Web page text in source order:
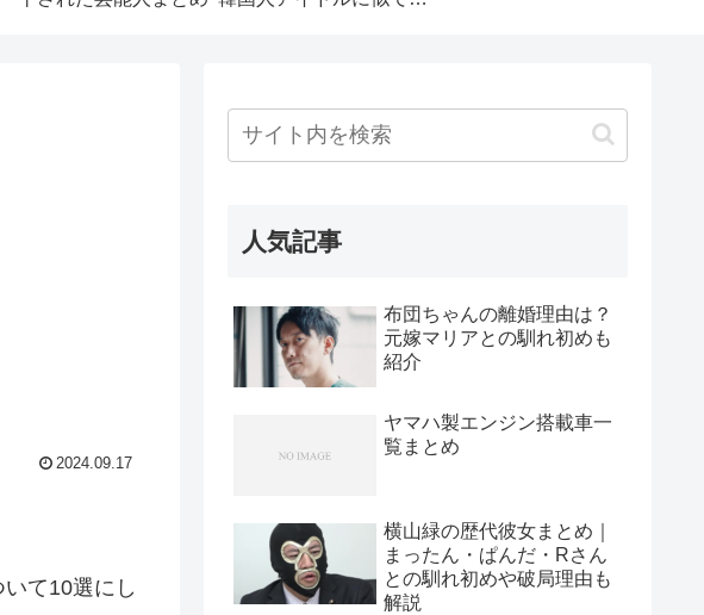
2024.09.17
て10選にし
人気記事
布団ちゃんの離婚理由は？
元嫁マリアとの馴れ初めも
紹介
ヤマハ製エンジン搭載車一
覧まとめ
横山緑の歴代彼女まとめ｜
まったん・ぱんだ・Rさん
との馴れ初めや破局理由も
解説